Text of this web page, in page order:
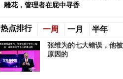
雕花，管理者在屁中寻香
热点排行 一周 一月 半年
张维为的七大错误，他
原因的